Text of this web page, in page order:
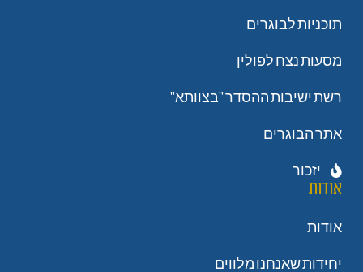
תוכניות לבוגרים
מסעות נצח לפולין
רשת ישיבות ההסדר "בצוותא"
אתר הבוגרים
יזכור
אודות
אודות
יחידות שאנחנו מלווים